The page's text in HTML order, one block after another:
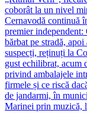
coborât la un nivel
Cernavodă continuă
premier
bărbat pe stradă,
suspecți, reținuți la
gust echilibrat, acum
privind ambalajele
firmele și ce riscă
de jandarmi, în
Marinei prin muzică,